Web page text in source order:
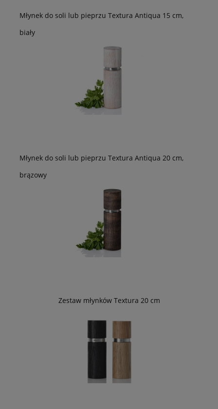
Młynek do soli lub pieprzu Textura Antiqua 15 cm,
biały
Młynek do soli lub pieprzu Textura Antiqua 20 cm,
brązowy
Zestaw młynków Textura 20 cm